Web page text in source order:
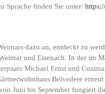
Sprache finden Sie unter:
dazu an, entdeckt zu
und Eisenach. In der im
Michael Ernst und
Belvedere
Juni bis September fungiert